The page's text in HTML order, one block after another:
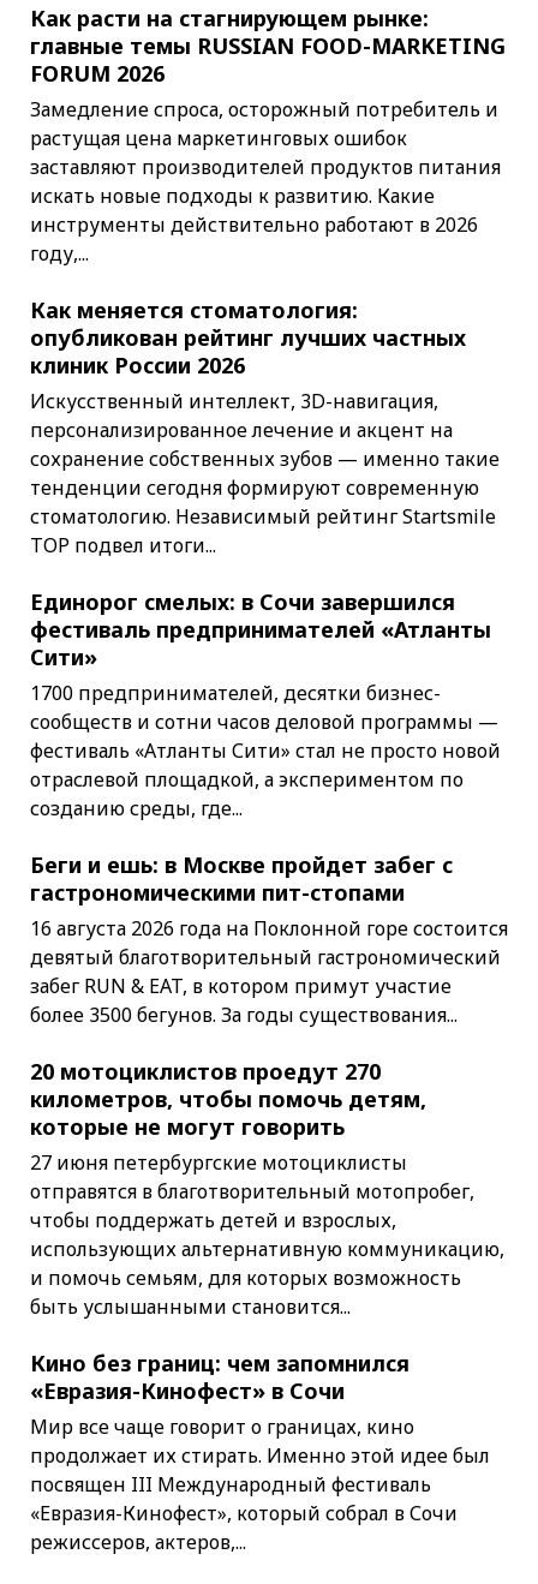
Как расти на стагнирующем рынке:
главные темы RUSSIAN FOOD-MARKETING
FORUM 2026
Замедление спроса, осторожный потребитель и
растущая цена маркетинговых ошибок
заставляют производителей продуктов питания
искать новые подходы к развитию. Какие
инструменты действительно работают в 2026
году,...
Как меняется стоматология:
опубликован рейтинг лучших частных
клиник России 2026
Искусственный интеллект, 3D-навигация,
персонализированное лечение и акцент на
сохранение собственных зубов — именно такие
тенденции сегодня формируют современную
стоматологию. Независимый рейтинг Startsmile
TOP подвел итоги...
Единорог смелых: в Сочи завершился
фестиваль предпринимателей «Атланты
Сити»
1700 предпринимателей, десятки бизнес-
сообществ и сотни часов деловой программы —
фестиваль «Атланты Сити» стал не просто новой
отраслевой площадкой, а экспериментом по
созданию среды, где...
Беги и ешь: в Москве пройдет забег с
гастрономическими пит-стопами
16 августа 2026 года на Поклонной горе состоится
девятый благотворительный гастрономический
забег RUN & EAT, в котором примут участие
более 3500 бегунов. За годы существования...
20 мотоциклистов проедут 270
километров, чтобы помочь детям,
которые не могут говорить
27 июня петербургские мотоциклисты
отправятся в благотворительный мотопробег,
чтобы поддержать детей и взрослых,
использующих альтернативную коммуникацию,
и помочь семьям, для которых возможность
быть услышанными становится...
Кино без границ: чем запомнился
«Евразия-Кинофест» в Сочи
Мир все чаще говорит о границах, кино
продолжает их стирать. Именно этой идее был
посвящен III Международный фестиваль
«Евразия-Кинофест», который собрал в Сочи
режиссеров, актеров,...